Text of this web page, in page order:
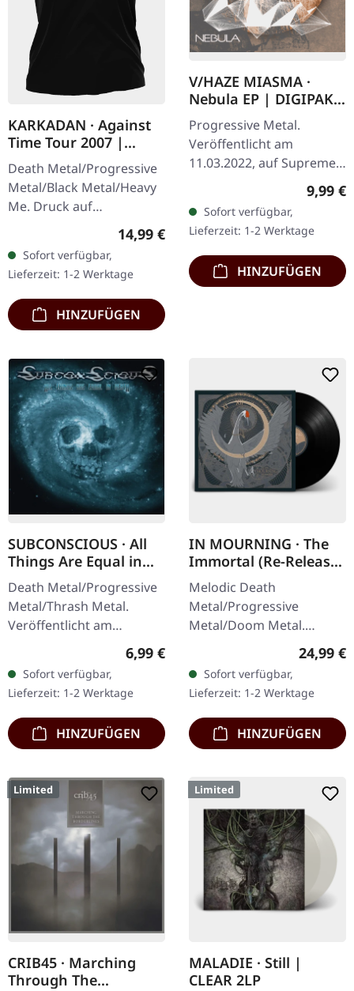
KARKADAN · Against
Time Tour 2007 |
GIRLIE
Death Metal/Progressive
Metal/Black Metal/Heavy
Me. Druck auf
Rückseite. Front Logo,
Rückseite: Tourdaten.
100% Baumwolle
Regulärer Preis:
14,99 €
Sofort verfügbar,
Lieferzeit: 1-2 Werktage
HINZUFÜGEN
V/HAZE MIASMA ·
Nebula EP | DIGIPAK
CD
Progressive Metal.
Veröffentlicht am
11.03.2022, auf Supreme
Chaos Records. Limitierte
DigiPak-Auflage von nur
300 handnummerierten
Exemplaren!…
9,99 €
Sofort verfügbar,
Lieferzeit: 1-2 Werktage
HINZUFÜGEN
SUBCONSCIOUS · All
Things Are Equal in
Death | CD
Death Metal/Progressive
Metal/Thrash Metal.
Veröffentlicht am
08.08.2008, auf Supreme
Chaos Records. CD im
Jewelcase mit 8-seitigem
Booklet.…
Regulärer Preis:
6,99 €
Sofort verfügbar,
Lieferzeit: 1-2 Werktage
HINZUFÜGEN
IN MOURNING · The
Immortal (Re-Release)
| BLACK LP
Melodic Death
Metal/Progressive
Metal/Doom Metal.
27.03.2026, auf Supreme
Chaos Records.
Schwarzes Vinyl mit
Insert. Zweite Auflage…
24,99 €
Sofort verfügbar,
Lieferzeit: 1-2 Werktage
HINZUFÜGEN
Limited
CRIB45 · Marching
Through The
Limited
MALADIE · Still |
CLEAR 2LP